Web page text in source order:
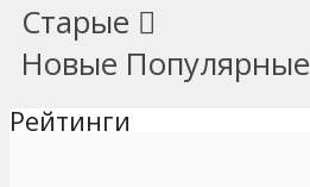
Старые
Новые Популярные
Рейтинги